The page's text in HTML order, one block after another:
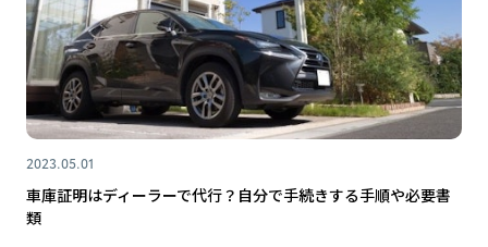
2023.05.01
車庫証明はディーラーで代行？自分で手続きする手順や必要書
類